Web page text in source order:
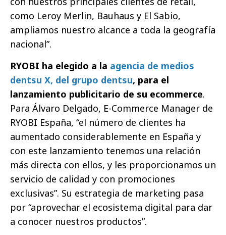
como Leroy Merlin, Bauhaus y El Sabio,
ampliamos nuestro alcance a toda la geografía
nacional”.
RYOBI ha elegido a la agencia de medios
dentsu X, del grupo dentsu, para el
lanzamiento publicitario de su ecommerce.
Para Álvaro Delgado, E-Commerce Manager de
RYOBI España, “el número de clientes ha
aumentado considerablemente en España y
con este lanzamiento tenemos una relación
más directa con ellos, y les proporcionamos un
servicio de calidad y con promociones
exclusivas”. Su estrategia de marketing pasa
por “aprovechar el ecosistema digital para dar
a conocer nuestros productos”.